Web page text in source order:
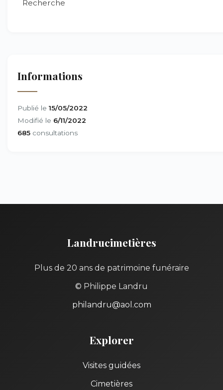
Recherche
Informations
Publié le 15/05/2022
Modifié le 6/11/2022
685 consultations
Landrucimetières
Plus de 20 ans de patrimoine funéraire
© Philippe Landru
philandru@aol.com
Explorer
Visites guidées
Cimetières